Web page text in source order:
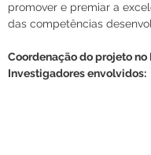
promover e premiar a
das competências
Coordenação do projeto no
Investigadores envolvidos: